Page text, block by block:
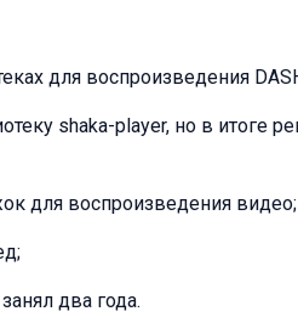
для воспроизведения
shaka-player, но в итоге
для воспроизведения видео;
два года.